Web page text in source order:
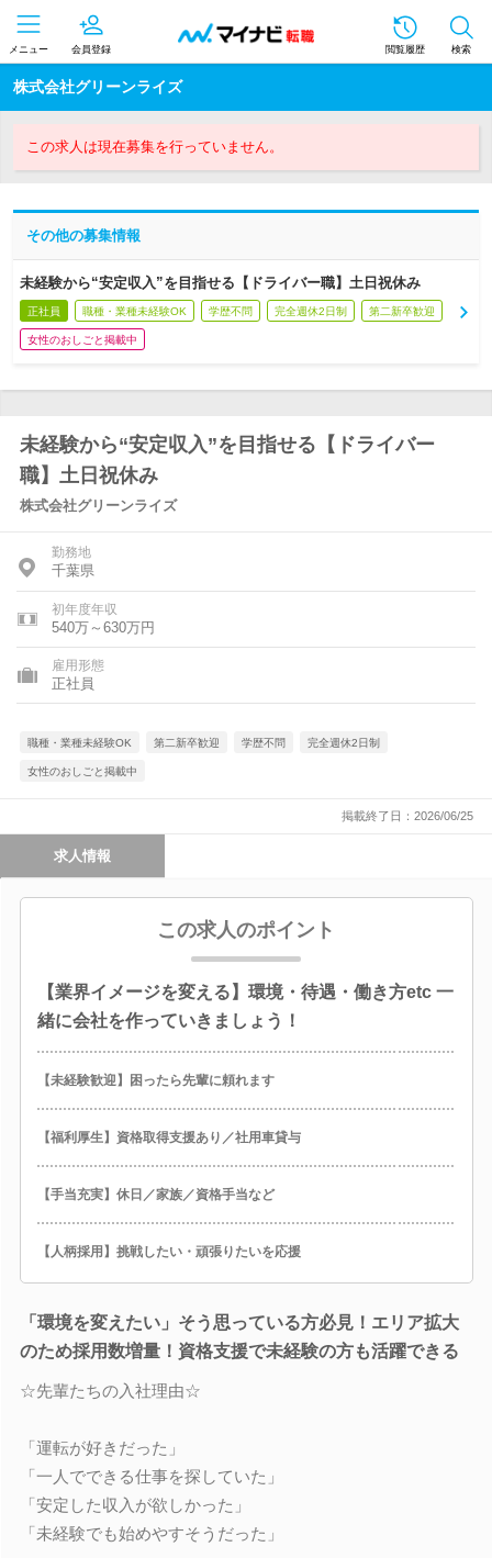
メニュー 会員登録 閲覧履歴 検索
株式会社グリーンライズ
この求人は現在募集を行っていません。
その他の募集情報
未経験から“安定収入”を目指せる【ドライバー職】土日祝休み
正社員 職種・業種未経験OK 学歴不問 完全週休2日制 第二新卒歓迎
女性のおしごと掲載中
未経験から“安定収入”を目指せる【ドライバー
職】土日祝休み
株式会社グリーンライズ
勤務地
千葉県
初年度年収
540万～630万円
雇用形態
正社員
職種・業種未経験OK 第二新卒歓迎 学歴不問 完全週休2日制
女性のおしごと掲載中
掲載終了日：2026/06/25
求人情報
この求人のポイント
【業界イメージを変える】環境・待遇・働き方etc 一
緒に会社を作っていきましょう！
【未経験歓迎】困ったら先輩に頼れます
【福利厚生】資格取得支援あり／社用車貸与
【手当充実】休日／家族／資格手当など
【人柄採用】挑戦したい・頑張りたいを応援
「環境を変えたい」そう思っている方必見！エリア拡大
のため採用数増量！資格支援で未経験の方も活躍できる
☆先輩たちの入社理由☆
「運転が好きだった」
「一人でできる仕事を探していた」
「安定した収入が欲しかった」
「未経験でも始めやすそうだった」